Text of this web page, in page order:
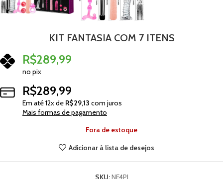
KIT FANTASIA COM 7 ITENS
R$289,99
no pix
R$289,99
Em até12x de R$29,13 com juros
Mais formas de pagamento
Fora de estoque
Adicionar à lista de desejos
SKU:NE4PJ